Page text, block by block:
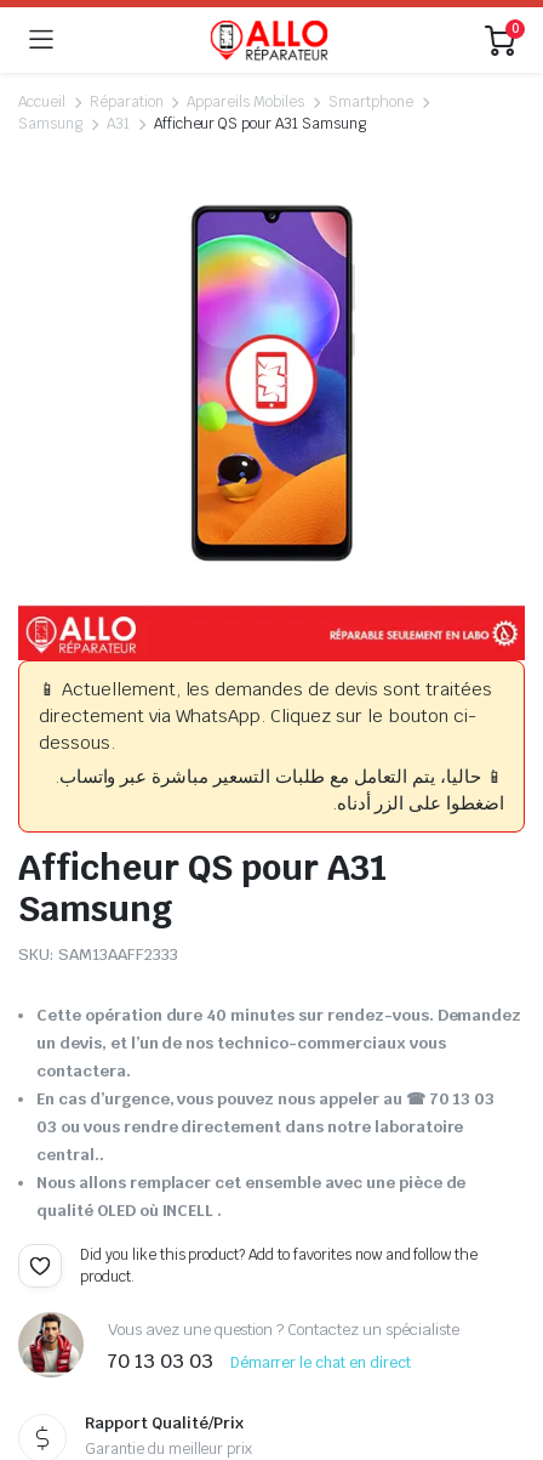
0
Accueil Réparation Appareils Mobiles
Smartphone
Samsung
A31 Afficheur QS pour A31 Samsung
📱 Actuellement, les demandes de devis sont traitées
directement via WhatsApp. Cliquez sur le bouton ci-
dessous.
📱 حاليا، يتم التعامل مع طلبات التسعير مباشرة عبر واتساب.
اضغطوا على الزر أدناه.
Afficheur QS pour A31
Samsung
SKU: SAM13AAFF2333
Cette opération dure 40 minutes sur rendez-vous. Demandez
un devis, et l’un de nos technico-commerciaux vous
contactera.
En cas d’urgence, vous pouvez nous appeler au ☎ 70 13 03
03 ou vous rendre directement dans notre laboratoire
central..
Nous allons remplacer cet ensemble avec une pièce de
qualité OLED où INCELL .
Did you like this product? Add to favorites now and follow the
product.
Vous avez une question ? Contactez un spécialiste
70 13 03 03 Démarrer le chat en direct
Rapport Qualité/Prix
Garantie du meilleur prix